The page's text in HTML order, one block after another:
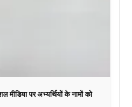
मीडिया पर अभ्यर्थियों के नामों को